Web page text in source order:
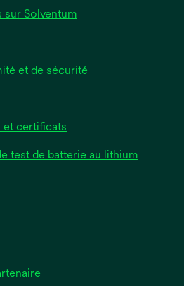
onglet
Solventum
et de sécurité
et certificats
test de batterie au lithium